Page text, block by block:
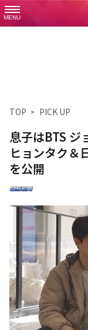
MENU
TOP PICK UP
息子はBTS ジ
ヒョンタク＆
を公開